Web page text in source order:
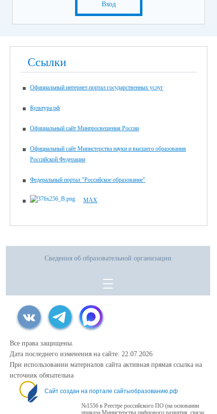
Вход
Ссылки
Официальный интернет-портал государственных услуг
Культура.рф
Официальный сайт Минпросвещения России
Официальный сайт Министерства науки и высшего образования
Российской Федерации
Федеральный портал "Российское образование"
MAX
Сведения об образовательной организации
Все права защищены.
Дата последнего изменения на сайте: 22.07.2026
При использовании материалов сайта активная прямая ссылка на
источник обязательна
Сайт создан на портале сайтыобразованию.рф
№1556 в Реестре российского ПО (на основании
приказа Министерства цифрового развития, связи